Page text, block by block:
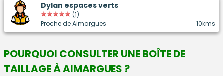
Dylan espaces verts
(1)
Proche de Aimargues
10kms
POURQUOI CONSULTER UNE BOÎTE DE
TAILLAGE À AIMARGUES ?